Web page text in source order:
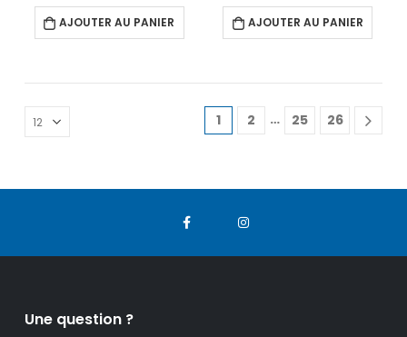
AJOUTER AU PANIER AJOUTER AU PANIER
1 2 … 25 26
Une question ?